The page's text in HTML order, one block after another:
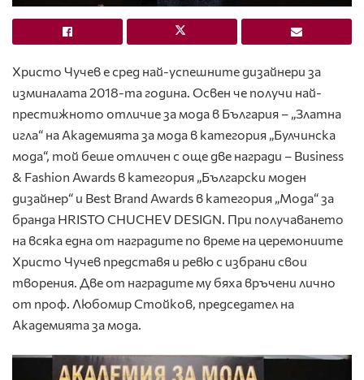
Христо Чучев е сред най-успешните дизайнери за
изминалата 2018-та година. Освен че получи най-
престижното отличие за мода в България – „Златна
игла“ на Академията за мода в категория „Булчинска
мода“, той беше отличен с още две награди – Business
& Fashion Awards в категория „Български моден
дизайнер“ и Best Brand Awards в категория „Мода“ за
бранда HRISTO CHUCHEV DESIGN. При получаването
на всяка една от наградите по време на церемониите
Христо Чучев представя и ревю с избрани свои
творения. Две от наградите му бяха връчени лично
от проф. Любомир Стойков, председател на
Академията за мода.